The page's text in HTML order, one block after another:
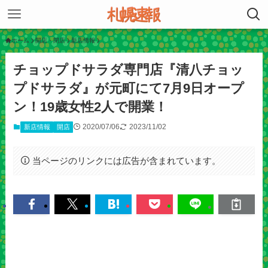
ホーム 開店・閉店 新店情報
チョップドサラダ専門店『清八チョッ
プドサラダ』が元町にて7月9日オープ
ン！19歳女性2人で開業！
新店情報 開店 2020/07/06 2023/11/02
当ページのリンクには広告が含まれています。